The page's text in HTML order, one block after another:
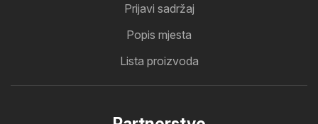
Prijavi sadržaj
Popis mjesta
Lista proizvoda